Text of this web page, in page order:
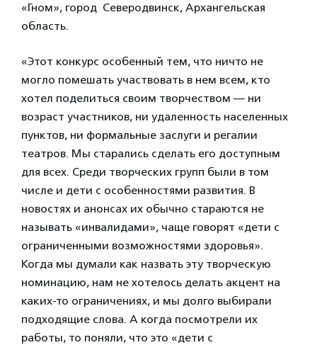
«Гном», город Северодвинск, Архангельская
область.
«Этот конкурс особенный тем, что ничто не
могло помешать участвовать в нем всем, кто
хотел поделиться своим творчеством — ни
возраст участников, ни удаленность населенных
пунктов, ни формальные заслуги и регалии
театров. Мы старались сделать его доступным
для всех. Среди творческих групп были в том
числе и дети с особенностями развития. В
новостях и анонсах их обычно стараются не
называть «инвалидами», чаще говорят «дети с
ограниченными возможностями здоровья».
Когда мы думали как назвать эту творческую
номинацию, нам не хотелось делать акцент на
каких-то ограничениях, и мы долго выбирали
подходящие слова. А когда посмотрели их
работы, то поняли, что это «дети с